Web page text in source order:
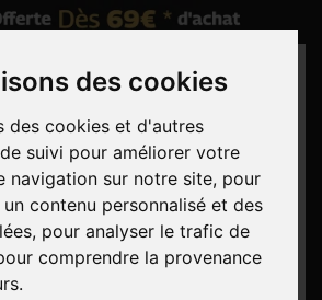
des cookies
des cookies et d'autres
suivi pour améliorer votre
navigation sur notre site, pour
contenu personnalisé et des
pour analyser le trafic de
comprendre la provenance